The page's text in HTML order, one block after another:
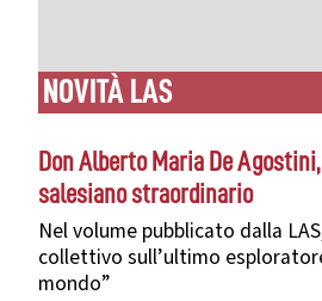
NOVITÀ LAS
Don Alberto Maria De
salesiano straordinario
Nel volume pubblicato dalla
collettivo sull’ultimo
mondo”